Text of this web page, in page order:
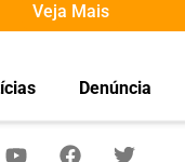
Veja Mais
Denúncia